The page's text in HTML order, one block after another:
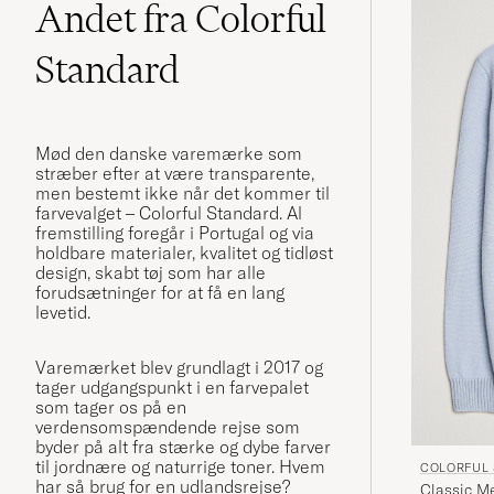
Andet fra Colorful
Standard
Mød den danske varemærke som
stræber efter at være transparente,
men bestemt ikke når det kommer til
farvevalget – Colorful Standard. Al
fremstilling foregår i Portugal og via
holdbare materialer, kvalitet og tidløst
design, skabt tøj som har alle
forudsætninger for at få en lang
levetid.
Varemærket blev grundlagt i 2017 og
tager udgangspunkt i en farvepalet
som tager os på en
verdensomspændende rejse som
byder på alt fra stærke og dybe farver
til jordnære og naturrige toner. Hvem
har så brug for en udlandsrejse?
COLORFUL
Classic